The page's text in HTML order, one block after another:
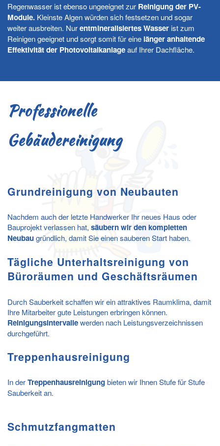
Regenwasser ist ebenso ungeeignet zur Reinigung der PV-
Module. Kleinste Algen würden sich festsetzen und sogar
weiter ausbreiten. Nurentmineralisiertes Wasser ist zum
Reinigen geeignet und sorgt somit für eine länger anhaltende
Effektivität der Photovoltaikanlageauf Ihrer Dachfläche.
Professionelle
Gebäudereinigung
Grundreinigung von Neubauten
Nachdem auch der letzte Handwerker Ihr neues Haus oder
Bauprojekt verlassen hat, säubern wir den kompletten
Neubaugründlich, damit Sie einen sauberen Start haben.
Tägliche Unterhaltsreinigung von
Büroräumen und Geschäftsräumen
Durch Sauberkeit schaffen wir ein attraktives Raumklima, damit
Ihre Mitarbeiter gute Leistungen erbringen können.
Reinigungsintervallewerden nach Leistungsverzeichnissen
durchgeführt.
Treppenhausreinigung
In derTreppenhausreinigungbieten wir Ihnen Stufe für Stufe
Sauberkeit an.
Schmutzfangmatten